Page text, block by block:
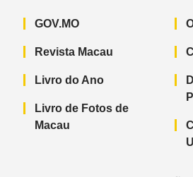
GOV.MO
Revista Macau
Livro do Ano
Livro de Fotos de
Macau